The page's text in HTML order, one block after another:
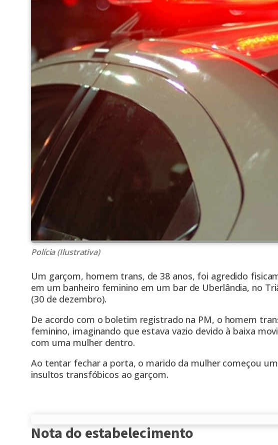
Polícia (Ilustrativa)
Um garçom, homem trans, de 38 anos, foi agredido
em um banheiro feminino em um bar de Uberlândia, no
(30 de dezembro).
De acordo com o boletim registrado na PM, o homem
feminino, imaginando que estava vazio devido à baixa
com uma mulher dentro.
Ao tentar fechar a porta, o marido da mulher começou
insultos transfóbicos ao garçom.
Nota do estabelecimento